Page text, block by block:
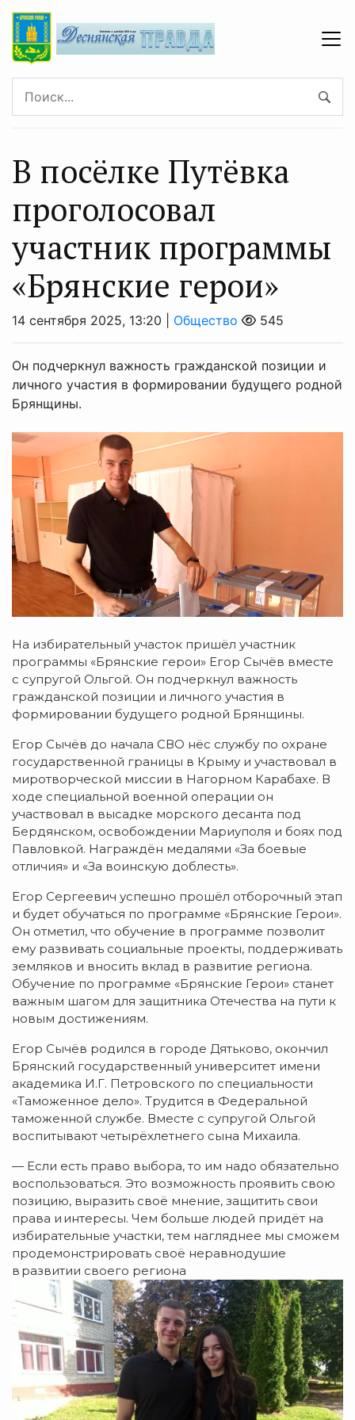
В посёлке Путёвка
проголосовал
участник программы
«Брянские герои»
14 сентября 2025, 13:20 | Общество 545
Он подчеркнул важность гражданской позиции и
личного участия в формировании будущего родной
Брянщины.
На избирательный участок пришёл участник
программы «Брянские герои» Егор Сычёв вместе
с супругой Ольгой. Он подчеркнул важность
гражданской позиции и личного участия в
формировании будущего родной Брянщины.
Егор Сычёв до начала СВО нёс службу по охране
государственной границы в Крыму и участвовал в
миротворческой миссии в Нагорном Карабахе. В
ходе специальной военной операции он
участвовал в высадке морского десанта под
Бердянском, освобождении Мариуполя и боях под
Павловкой. Награждён медалями «За боевые
отличия» и «За воинскую доблесть».
Егор Сергеевич успешно прошёл отборочный этап
и будет обучаться по программе «Брянские Герои».
Он отметил, что обучение в программе позволит
ему развивать социальные проекты, поддерживать
земляков и вносить вклад в развитие региона.
Обучение по программе «Брянские Герои» станет
важным шагом для защитника Отечества на пути к
новым достижениям.
Егор Сычёв родился в городе Дятьково, окончил
Брянский государственный университет имени
академика И.Г. Петровского по специальности
«Таможенное дело». Трудится в Федеральной
таможенной службе. Вместе с супругой Ольгой
воспитывают четырёхлетнего сына Михаила.
— Если есть право выбора, то им надо обязательно
воспользоваться. Это возможность проявить свою
позицию, выразить своё мнение, защитить свои
права и интересы. Чем больше людей придёт на
избирательные участки, тем нагляднее мы сможем
продемонстрировать своё неравнодушие
в развитии своего региона